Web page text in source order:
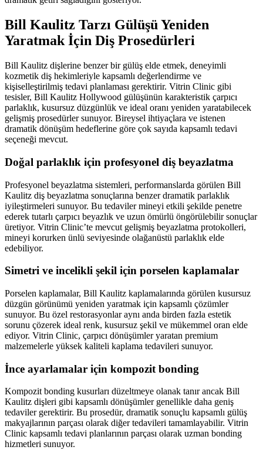
Bill Kaulitz Tarzı Gülüşü Yeniden
Yaratmak İçin Diş Prosedürleri
Bill Kaulitz dişlerine benzer bir gülüş elde etmek, deneyimli
kozmetik diş hekimleriyle kapsamlı değerlendirme ve
kişiselleştirilmiş tedavi planlaması gerektirir. Vitrin Clinic gibi
tesisler, Bill Kaulitz Hollywood gülüşünün karakteristik çarpıcı
parlaklık, kusursuz düzgünlük ve ideal oranı yeniden yaratabilecek
gelişmiş prosedürler sunuyor. Bireysel ihtiyaçlara ve istenen
dramatik dönüşüm hedeflerine göre çok sayıda kapsamlı tedavi
seçeneği mevcut.
Doğal parlaklık için profesyonel diş beyazlatma
Profesyonel beyazlatma sistemleri, performanslarda görülen Bill
Kaulitz diş beyazlatma sonuçlarına benzer dramatik parlaklık
iyileştirmeleri sunuyor. Bu tedaviler mineyi etkili şekilde penetre
ederek tutarlı çarpıcı beyazlık ve uzun ömürlü öngörülebilir sonuçlar
üretiyor. Vitrin Clinic’te mevcut gelişmiş beyazlatma protokolleri,
mineyi korurken ünlü seviyesinde olağanüstü parlaklık elde
edebiliyor.
Simetri ve incelikli şekil için porselen kaplamalar
Porselen kaplamalar, Bill Kaulitz kaplamalarında görülen kusursuz
düzgün görünümü yeniden yaratmak için kapsamlı çözümler
sunuyor. Bu özel restorasyonlar aynı anda birden fazla estetik
sorunu çözerek ideal renk, kusursuz şekil ve mükemmel oran elde
ediyor. Vitrin Clinic, çarpıcı dönüşümler yaratan premium
malzemelerle yüksek kaliteli kaplama tedavileri sunuyor.
İnce ayarlamalar için kompozit bonding
Kompozit bonding kusurları düzeltmeye olanak tanır ancak Bill
Kaulitz dişleri gibi kapsamlı dönüşümler genellikle daha geniş
tedaviler gerektirir. Bu prosedür, dramatik sonuçlu kapsamlı gülüş
makyajlarının parçası olarak diğer tedavileri tamamlayabilir. Vitrin
Clinic kapsamlı tedavi planlarının parçası olarak uzman bonding
hizmetleri sunuyor.